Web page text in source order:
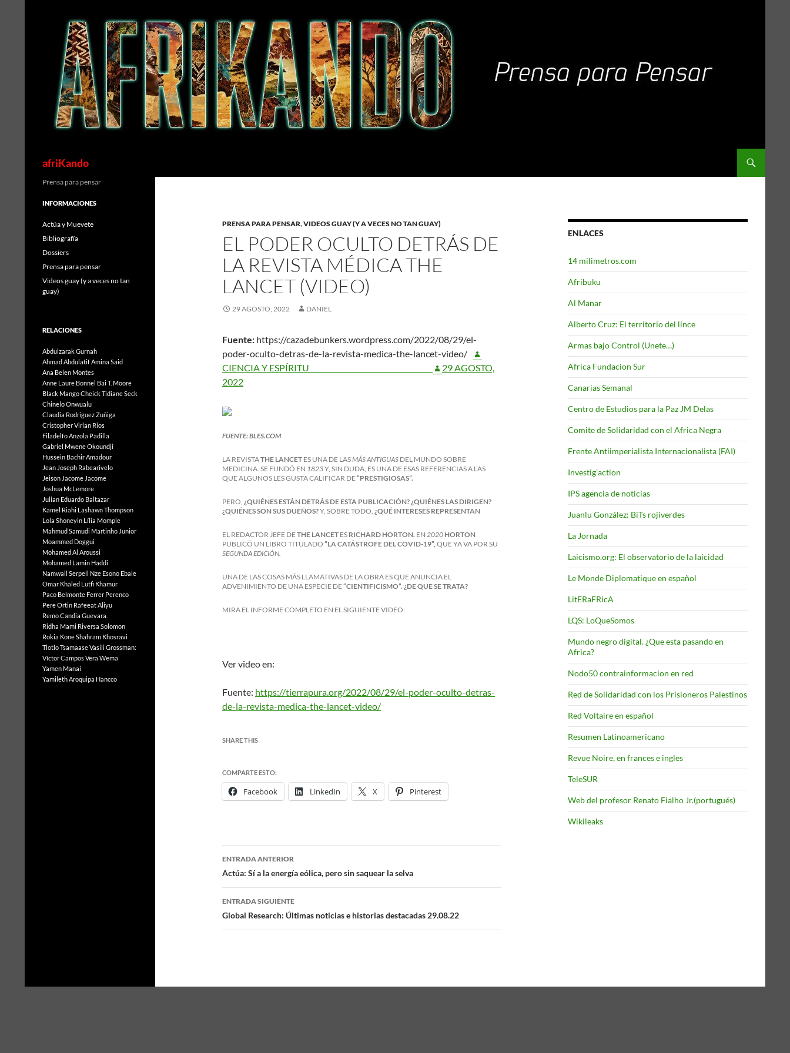
afriKando
PRENSA PARA PENSAR,VIDEOS GUAY (Y A VECES NO TAN GUAY)
EL PODER OCULTO DETRÁS DE
LA REVISTA MÉDICA THE
LANCET (VIDEO)
29 AGOSTO, 2022 DANIEL
Fuente: https://cazadebunkers.wordpress.com/2022/08/29/el-
poder-oculto-detras-de-la-revista-medica-the-lancet-video/
CIENCIA Y ESPÍRITU
29 AGOSTO,
2022
FUENTE: BLES.COM
LA REVISTATHE LANCET ES UNA DE LASMÁS ANTIGUAS DEL MUNDO SOBRE
MEDICINA. SE FUNDÓ EN 1823Y, SIN DUDA, ES UNA DE ESAS REFERENCIAS A LAS
QUE ALGUNOS LES GUSTA CALIFICAR DE“PRESTIGIOSAS”.
PERO, ¿QUIÉNES ESTÁN DETRÁS DE ESTA PUBLICACIÓN? ¿QUIÉNES LAS DIRIGEN?
¿QUIÉNES SON SUS DUEÑOS?Y, SOBRE TODO, ¿QUÉ INTERESES REPRESENTAN
EL REDACTOR JEFE DETHE LANCET ES RICHARD HORTON. EN 2020 HORTON
PUBLICÓ UN LIBRO TITULADO “LA CATÁSTROFE DEL COVID-19”, QUE YA VA POR SU
SEGUNDA EDICIÓN.
UNA DE LAS COSAS MÁS LLAMATIVAS DE LA OBRA ES QUE ANUNCIA EL
ADVENIMIENTO DE UNA ESPECIE DE“CIENTIFICISMO”. ¿DE QUE SE TRATA?
MIRA EL INFORME COMPLETO EN EL SIGUIENTE VIDEO:
Ver video en:
Fuente: https://tierrapura.org/2022/08/29/el-poder-oculto-detras-
de-la-revista-medica-the-lancet-video/
SHARE THIS
COMPARTE ESTO:
Facebook LinkedIn X Pinterest
Navegación
de
entradas
ENTRADA ANTERIOR
Actúa: Sí a la energía eólica, pero sin saquear la selva
ENTRADA SIGUIENTE
Global Research: Últimas noticias e historias destacadas 29.08.22
ENLACES
14 milimetros.com
Afribuku
Al Manar
Alberto Cruz: El territorio del lince
Armas bajo Control (Unete…)
Africa Fundacion Sur
Canarias Semanal
Centro de Estudios para la Paz JM Delas
Comite de Solidaridad con el Africa Negra
Frente Antiimperialista Internacionalista (FAI)
Investig'action
IPS agencia de noticias
Juanlu González: BiTs rojiverdes
La Jornada
Laicismo.org: El observatorio de la laicidad
Le Monde Diplomatique en español
LitERaFRicA
LQS: LoQueSomos
Mundo negro digital. ¿Que esta pasando en
Africa?
Nodo50 contrainformacion en red
Red de Solidaridad con los Prisioneros Palestinos
Red Voltaire en español
Resumen Latinoamericano
Revue Noire, en frances e ingles
TeleSUR
Web del profesor Renato Fialho Jr.(portugués)
Wikileaks
Prensa para pensar
INFORMACIONES
Actúa y Muevete
Bibliografía
Dossiers
Prensa para pensar
Videos guay (y a veces no tan
guay)
RELACIONES
Abdulzarak Gurnah
Ahmad AbdulatifAmina Said
Ana Belen Montes
Anne Laure Bonnel Bai T. Moore
Black MangoCheick Tidiane Seck
Chinelo Onwualu
Claudia Rodriguez Zuñiga
Cristopher Virlan Rios
Filadelfo Anzola Padilla
Gabriel Mwene Okoundji
Hussein Bachir Amadour
Jean Joseph Rabearivelo
Jeison Jacome Jacome
Joshua McLemore
Julian Eduardo Baltazar
Kamel Riahi Lashawn Thompson
Lola Shoneyin Lília Momple
Mahmud Samudi Martinho Junior
Moammed Doggui
Mohamed Al Aroussi
Mohamed Lamin Haddi
Namwall Serpell Nze Esono Ebale
Omar Khaled Lutfi Khamur
Paco Belmonte Ferrer Perenco
Pere Ortin Rafeeat Aliyu
Remo Candia Guevara.
Ridha Mami Riversa Solomon
Rokia KoneShahram Khosravi
Tlotlo TsamaaseVasili Grossman:
Víctor Campos Vera Wema
Yamen Manai
Yamileth Aroquipa Hancco